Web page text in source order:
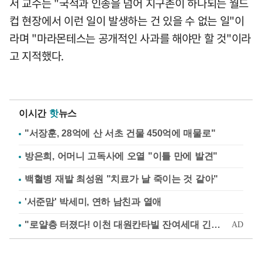
컵 현장에서 이런 일이 발생하는 건 있을 수 없는 일"이
라며 "마라몬테스는 공개적인 사과를 해야만 할 것"이라
고 지적했다.
이시간 핫뉴스
"서장훈, 28억에 산 서초 건물 450억에 매물로"
방은희, 어머니 고독사에 오열 "이틀 만에 발견"
백혈병 재발 최성원 "치료가 날 죽이는 것 같아"
'서준맘' 박세미, 연하 남친과 열애